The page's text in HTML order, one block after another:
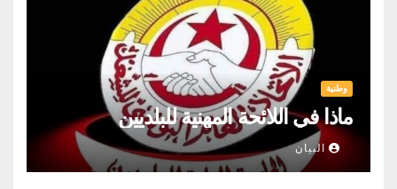
وطنية
ماذا في اللائحة المهنية للبلديين
البيان